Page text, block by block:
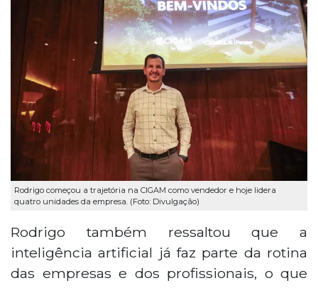
Rodrigo começou a trajetória na CIGAM como vendedor e hoje lidera
quatro unidades da empresa. (Foto: Divulgação)
Rodrigo também ressaltou que a
inteligência artificial já faz parte da rotina
das empresas e dos profissionais, o que